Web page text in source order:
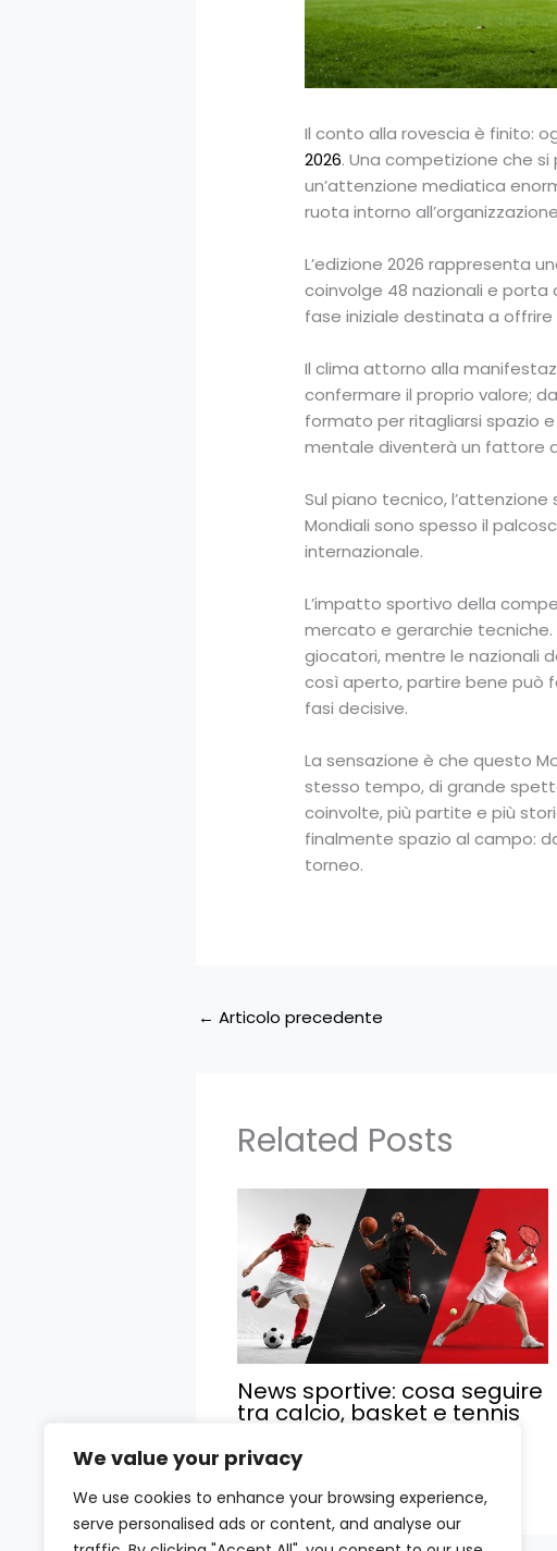
We value your privacy
We use cookies to enhance your browsing experience,
serve personalised ads or content, and analyse our
Il conto alla rovescia è finito:
2026. Una competizione che
un’attenzione mediatica
ruota intorno
L’edizione 2026 rappresenta
coinvolge 48 nazionali e
fase iniziale destinata a
Il clima attorno alla
confermare il proprio valore;
formato per ritagliarsi spazio
mentale diventerà un fattore
Sul piano tecnico,
Mondiali sono spesso il
internazionale.
L’impatto sportivo della
mercato e gerarchie
giocatori, mentre le nazionali
così aperto, partire bene può
fasi decisive.
La sensazione è che questo
stesso tempo, di grande
coinvolte, più partite e più
finalmente spazio al campo:
torneo.
← Articolo precedente
Related Posts
News sportive: cosa seguire
tra calcio, basket e tennis